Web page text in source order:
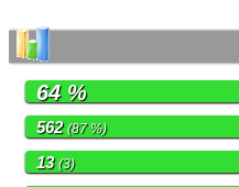
64 %
562(87 %)
13(3)